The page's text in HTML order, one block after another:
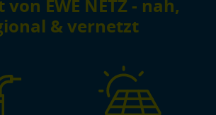
von EWE NETZ - nah,
& vernetzt